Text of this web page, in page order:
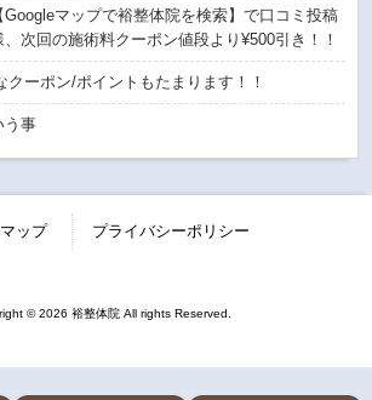
マップで裕整体院を検索】で口コミ投稿
次回の施術料クーポン値段より¥500引き！！
クーポン/ポイントもたまります！！
う事
ップ プライバシーポリシー
© 2026 裕整体院 All rights Reserved.